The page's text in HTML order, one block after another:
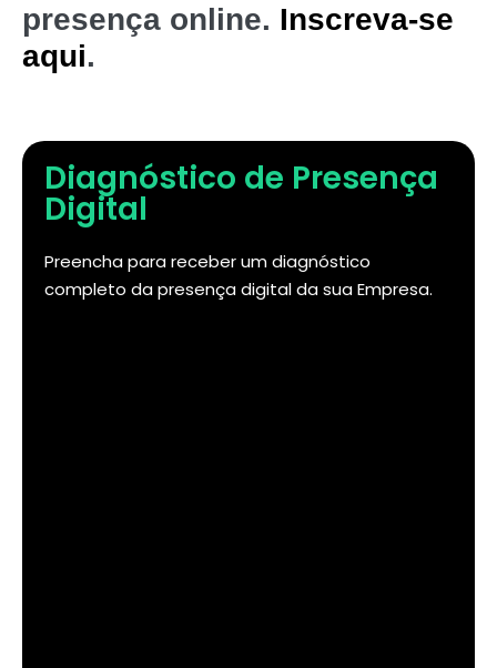
presença online. Inscreva-se
aqui.
Diagnóstico de Presença
Digital
Preencha para receber um diagnóstico
completo da presença digital da sua Empresa.